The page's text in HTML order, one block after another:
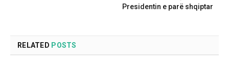
Presidentin e parë shqiptar
RELATED POSTS